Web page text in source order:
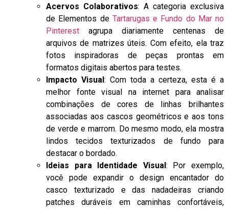
Acervos Colaborativos: A categoria exclusiva
de Elementos de Tartarugas e Fundo do Mar no
Pinterest agrupa diariamente centenas de
arquivos de matrizes úteis. Com efeito, ela traz
fotos inspiradoras de peças prontas em
formatos digitais abertos para testes.
Impacto Visual: Com toda a certeza, esta é a
melhor fonte visual na internet para analisar
combinações de cores de linhas brilhantes
associadas aos cascos geométricos e aos tons
de verde e marrom. Do mesmo modo, ela mostra
lindos tecidos texturizados de fundo para
destacar o bordado.
Ideias para Identidade Visual: Por exemplo,
você pode expandir o design encantador do
casco texturizado e das nadadeiras criando
patches duráveis em caminhas confortáveis,